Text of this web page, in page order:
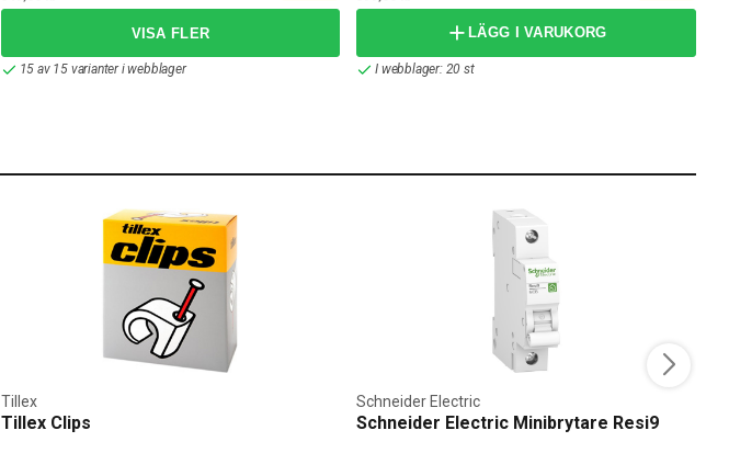
15 av 15 varianter i webblager
LÄGG I VARUKORG
I webblager: 20 st
Tillex Clips
Tillex
Schneider Electric Minibrytare Resi9
Schneider Electric